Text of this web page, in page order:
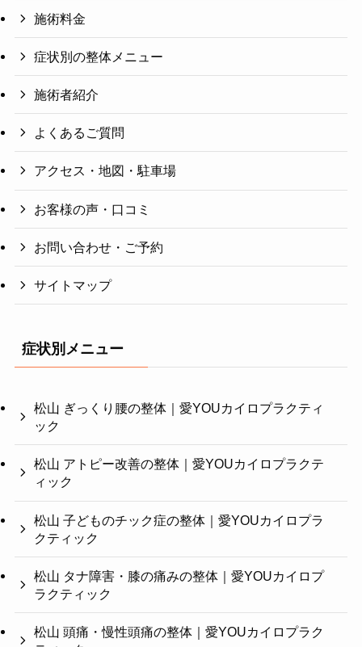
施術料金
症状別の整体メニュー
施術者紹介
よくあるご質問
アクセス・地図・駐車場
お客様の声・口コミ
お問い合わせ・ご予約
サイトマップ
症状別メニュー
松山 ぎっくり腰の整体｜愛YOUカイロプラクティ
ック
松山 アトピー改善の整体｜愛YOUカイロプラクテ
ィック
松山 子どものチック症の整体｜愛YOUカイロプラ
クティック
松山 タナ障害・膝の痛みの整体｜愛YOUカイロプ
ラクティック
松山 頭痛・慢性頭痛の整体｜愛YOUカイロプラク